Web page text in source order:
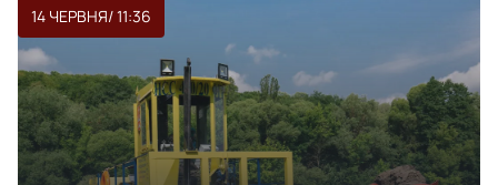
14 ЧЕРВНЯ/ 11:36